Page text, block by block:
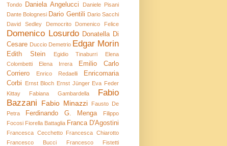
Tondo
Daniela Angelucci
Daniele Pisani
Dante Bolognesi Dario Gentili Dario Sacchi
David Sedley
Democrito Domenico Felice
Domenico Losurdo Donatella Di
Cesare Duccio Demetrio Edgar Morin
Edith Stein Egidio Tinaburri
Elena
Colombetti
Elena Irrera
Emilio Carlo
Corriero
Enrico Redaelli
Enricomaria
Corbi
Ernst Bloch Ernst Jünger Eva Feder
Kittay
Fabiana Gambardella
Fabio
Bazzani
Fabio Minazzi
Fausto De
Petra
Ferdinando G. Menga
Filippo
Focosi Fiorella Battaglia Franca D'Agostini
Francesca Cecchetto
Francesca Chiarotto
Francesco Bucci
Francesco Fistetti